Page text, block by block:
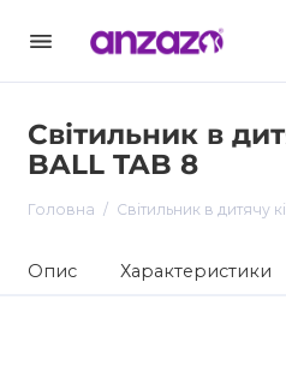
Світильник в
BALL TAB 8
Головна Світильник в дитячу
Опис Характеристики